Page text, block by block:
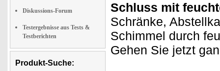
Diskussions-Forum
Testergebnisse aus Tests &
Testberichten
Produkt-Suche:
Schluss mit
Schränke,
Schimmel durch
Gehen Sie jetzt